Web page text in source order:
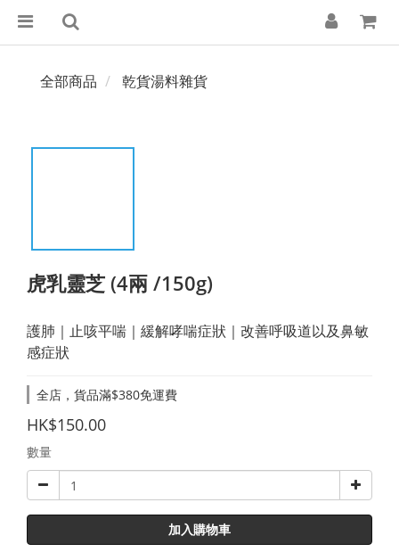
全部商品 乾貨湯料雜貨
虎乳靈芝 (4兩 /150g)
護肺｜止咳平喘｜緩解哮喘症狀｜改善呼吸道以及鼻敏
感症狀
全店，貨品滿$380免運費
HK$150.00
數量
加入購物車